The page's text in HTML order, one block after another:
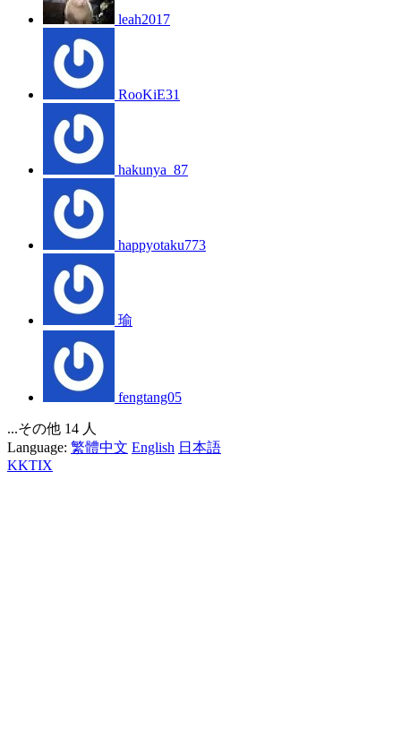
leah2017
RooKiE31
hakunya_87
happyotaku773
瑜
fengtang05
...その他 14 人
Language: 繁體中文 English 日本語
KKTIX